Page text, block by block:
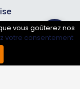
vous goûterez nos
votre consentement